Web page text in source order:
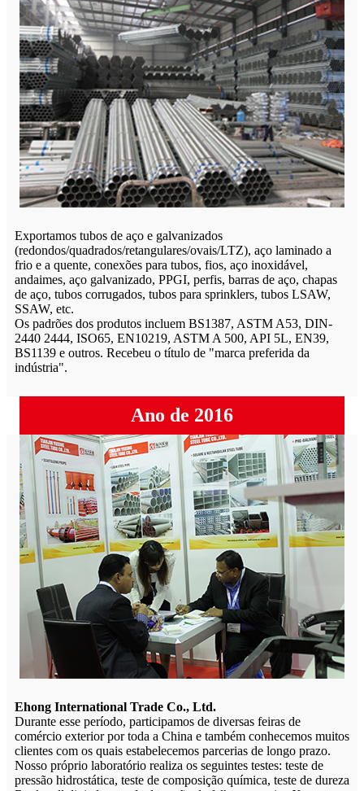
Exportamos tubos de aço e galvanizados
(redondos/quadrados/retangulares/ovais/LTZ), aço laminado a
frio e a quente, conexões para tubos, fios, aço inoxidável,
andaimes, aço galvanizado, PPGI, perfis, barras de aço, chapas
de aço, tubos corrugados, tubos para sprinklers, tubos LSAW,
SSAW, etc.
Os padrões dos produtos incluem BS1387, ASTM A53, DIN-
2440 2444, ISO65, EN10219, ASTM A 500, API 5L, EN39,
BS1139 e outros. Recebeu o título de "marca preferida da
indústria".
Ano de 2016
Ehong International Trade Co., Ltd.
Durante esse período, participamos de diversas feiras de
comércio exterior por toda a China e também conhecemos muitos
clientes com os quais estabelecemos parcerias de longo prazo.
Nosso próprio laboratório realiza os seguintes testes: teste de
pressão hidrostática, teste de composição química, teste de dureza